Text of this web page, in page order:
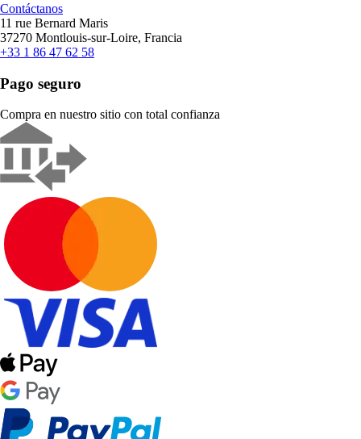
Contáctanos
11 rue Bernard Maris
37270 Montlouis-sur-Loire, Francia
+33 1 86 47 62 58
Pago seguro
Compra en nuestro sitio con total confianza